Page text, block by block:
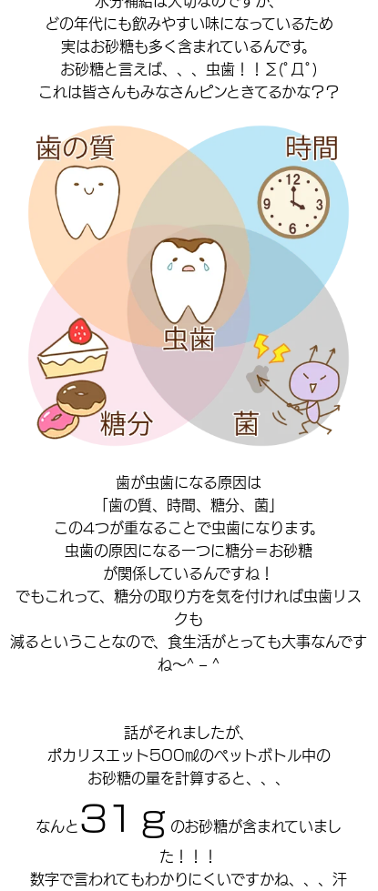
どの年代にも飲みやすい味になっているため
実はお砂糖も多く含まれているんです。
お砂糖と言えば、、、虫歯！！∑(ﾟДﾟ)
これは皆さんもみなさんピンときてるかな？？
歯が虫歯になる原因は
「歯の質、時間、糖分、菌」
この4つが重なることで虫歯になります。
虫歯の原因になる一つに糖分＝お砂糖
が関係しているんですね！
でもこれって、糖分の取り方を気を付ければ虫歯リス
クも
減るということなので、食生活がとっても大事なんです
ね～^ – ^
話がそれましたが、
ポカリスエット500㎖のペットボトル中の
お砂糖の量を計算すると、、、
なんと31ｇ のお砂糖が含まれていまし
た！！！
数字で言われてもわかりにくいですかね、、、汗